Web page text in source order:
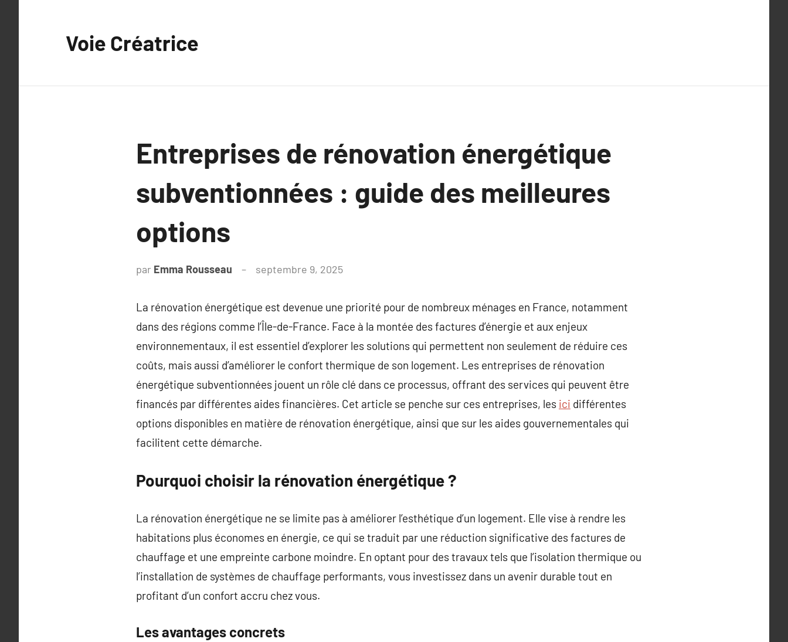
Voie Créatrice
Entreprises de rénovation énergétique
subventionnées : guide des meilleures
options
par Emma Rousseau septembre 9, 2025
La rénovation énergétique est devenue une priorité pour de nombreux ménages en France, notamment
dans des régions comme l’Île-de-France. Face à la montée des factures d’énergie et aux enjeux
environnementaux, il est essentiel d’explorer les solutions qui permettent non seulement de réduire ces
coûts, mais aussi d’améliorer le confort thermique de son logement. Les entreprises de rénovation
énergétique subventionnées jouent un rôle clé dans ce processus, offrant des services qui peuvent être
financés par différentes aides financières. Cet article se penche sur ces entreprises, les ici différentes
options disponibles en matière de rénovation énergétique, ainsi que sur les aides gouvernementales qui
facilitent cette démarche.
Pourquoi choisir la rénovation énergétique ?
La rénovation énergétique ne se limite pas à améliorer l’esthétique d’un logement. Elle vise à rendre les
habitations plus économes en énergie, ce qui se traduit par une réduction significative des factures de
chauffage et une empreinte carbone moindre. En optant pour des travaux tels que l’isolation thermique ou
l’installation de systèmes de chauffage performants, vous investissez dans un avenir durable tout en
profitant d’un confort accru chez vous.
Les avantages concrets